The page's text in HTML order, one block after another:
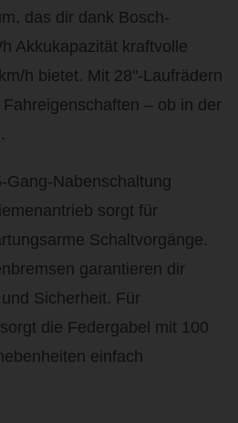
das dir dank Bosch-
Akkukapazität kraftvolle
h bietet. Mit 28"-Laufrädern
– ob in der
Gang-Nabenschaltung
sorgt für
Schaltvorgänge.
garantieren dir
Sicherheit. Für
die Federgabel mit 100
einfach